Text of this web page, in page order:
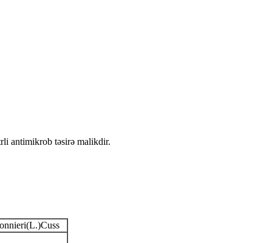
antimikrob təsirə malikdir.